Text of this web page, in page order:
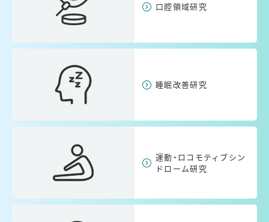
口腔領域研究
睡眠改善研究
運動・ロコモティブシン
ドローム研究